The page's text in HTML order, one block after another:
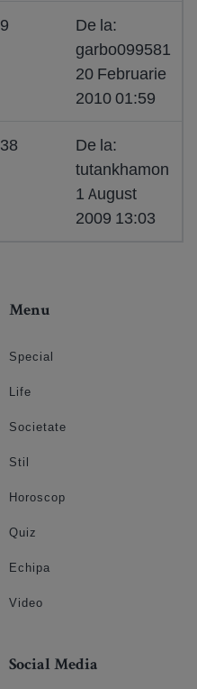
9
De la:
garbo099581
20 Februarie
2010 01:59
38
De la:
tutankhamon
1 August
2009 13:03
Menu
Special
Life
Societate
Stil
Horoscop
Quiz
Echipa
Video
Social Media